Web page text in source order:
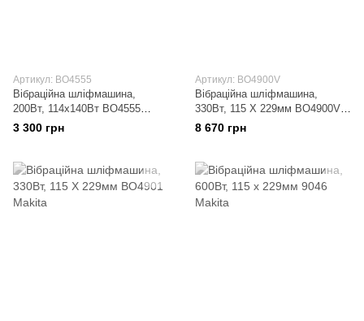
Артикул: BO4555
Вібраційна шліфмашина,
200Вт, 114х140Вт BO4555
Makita
3 300 грн
Артикул: BO4900V
Вібраційна шліфмашина,
330Вт, 115 Х 229мм BO4900V
Makita
8 670 грн